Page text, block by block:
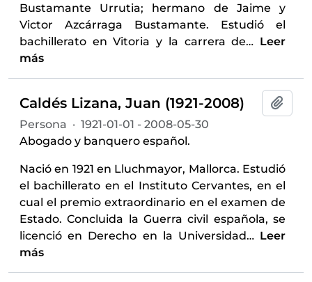
Bustamante Urrutia; hermano de Jaime y
Victor Azcárraga Bustamante. Estudió el
bachillerato en Vitoria y la carrera de… Leer
más
Caldés Lizana, Juan (1921-2008)
Persona · 1921-01-01 - 2008-05-30
Abogado y banquero español.
Nació en 1921 en Lluchmayor, Mallorca. Estudió
el bachillerato en el Instituto Cervantes, en el
cual el premio extraordinario en el examen de
Estado. Concluida la Guerra civil española, se
licenció en Derecho en la Universidad… Leer
más